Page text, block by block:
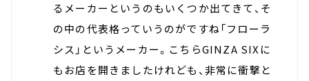
るメーカーというのもいくつか出てきて、そ
の中の代表格っていうのがですね「フローラ
シス」というメーカー。こちらGINZA SIXに
もお店を開きましたけれども、非常に衝撃と